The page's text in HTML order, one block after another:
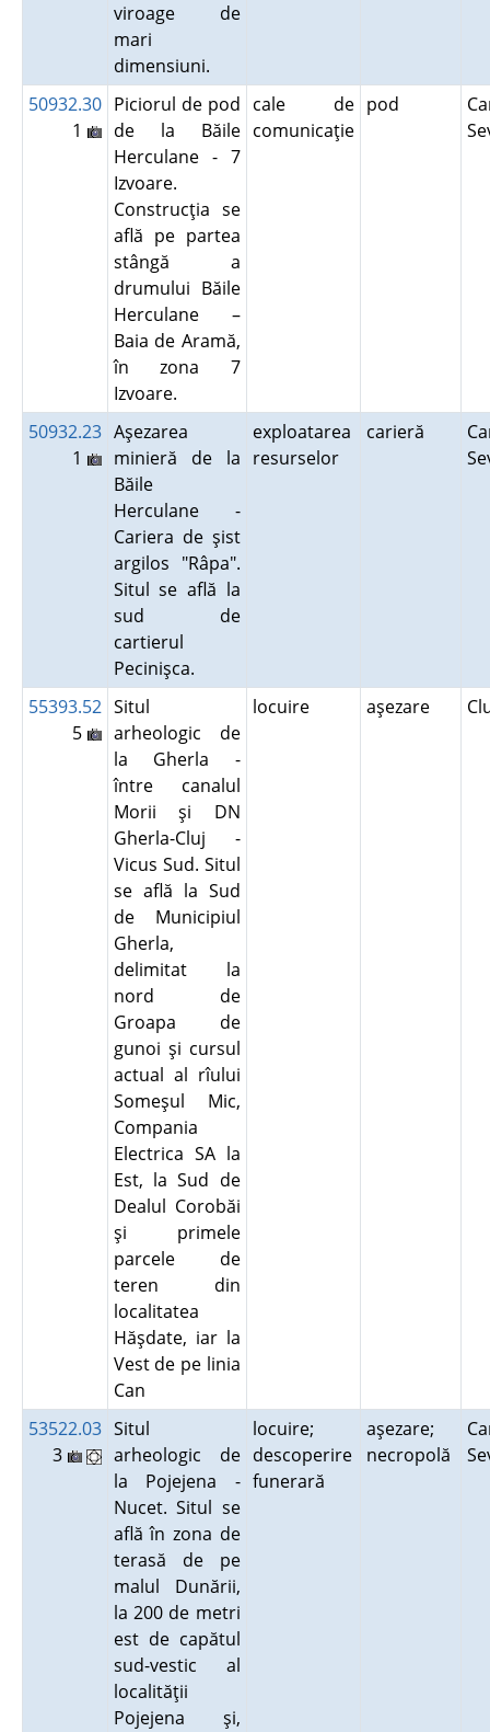
viroage de
mari
dimensiuni.
50932.30
1
Piciorul de pod
de la Băile
Herculane - 7
Izvoare.
Construcţia se
află pe partea
stângă a
drumului Băile
Herculane –
Baia de Aramă,
în zona 7
Izvoare.
cale de
comunicaţie
pod
50932.23
1
Aşezarea
minieră de la
Băile
Herculane -
Cariera de şist
argilos "Râpa".
Situl se află la
sud de
cartierul
Pecinişca.
exploatarea
resurselor
carieră
55393.52
5
Situl
arheologic de
la Gherla -
între canalul
Morii şi DN
Gherla-Cluj -
Vicus Sud. Situl
se află la Sud
de Municipiul
Gherla,
delimitat la
nord de
Groapa de
gunoi şi cursul
actual al rîului
Someşul Mic,
Compania
Electrica SA la
Est, la Sud de
Dealul Corobăi
şi primele
parcele de
teren din
localitatea
Hăşdate, iar la
Vest de pe linia
Can
locuire aşezare
53522.03
3
Situl
arheologic de
la Pojejena -
Nucet. Situl se
află în zona de
terasă de pe
malul Dunării,
la 200 de metri
est de capătul
sud-vestic al
localităţii
Pojejena şi,
locuire;
descoperire
funerară
aşezare;
necropolă